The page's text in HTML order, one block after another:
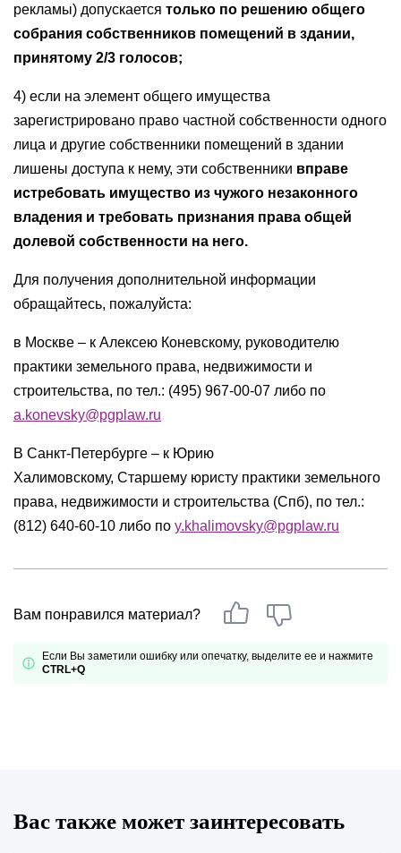
рекламы) допускается только по решению общего
собрания собственников помещений в здании,
принятому 2/3 голосов;
4) если на элемент общего имущества
зарегистрировано право частной собственности одного
лица и другие собственники помещений в здании
лишены доступа к нему, эти собственники вправе
истребовать имущество из чужого незаконного
владения и требовать признания права общей
долевой собственности на него.
Для получения дополнительной информации
обращайтесь, пожалуйста:
в Москве – к Алексею Коневскому, руководителю
практики земельного права, недвижимости и
строительства, по тел.: (495) 967-00-07 либо по
a.konevsky@pgplaw.ru
В Санкт-Петербурге – к Юрию
Халимовскому, Старшему юристу практики земельного
права, недвижимости и строительства (Спб), по тел.:
(812) 640-60-10 либо по y.khalimovsky@pgplaw.ru
Вам понравился материал?
Если Вы заметили ошибку или опечатку, выделите ее и нажмите
CTRL+Q
Вас также может заинтересовать